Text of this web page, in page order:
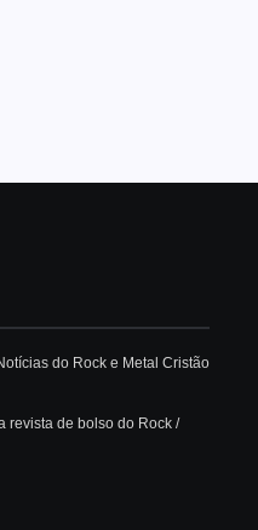
do Rock e Metal Cristão
revista de bolso do Rock /